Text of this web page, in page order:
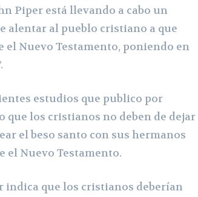
Piper está llevando a cabo un
alentar al pueblo cristiano a que
el Nuevo Testamento, poniendo en
estudios que publico por
que los cristianos no deben de dejar
el beso santo con sus hermanos
el Nuevo Testamento.
indica que los cristianos deberían